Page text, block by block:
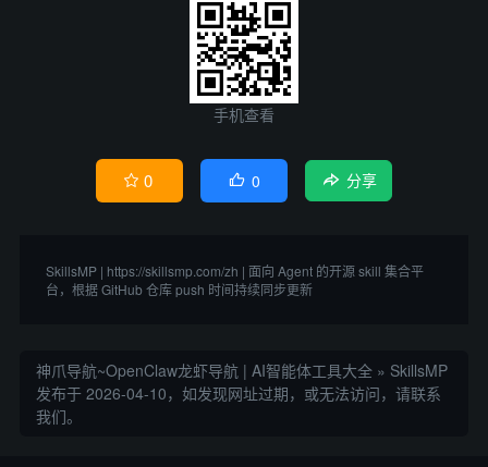
手机查看
 0  0 分享
SkillsMP | https://skillsmp.com/zh | 面向 Agent 的开源 skill 集合平
台，根据 GitHub 仓库 push 时间持续同步更新
神爪导航~OpenClaw龙虾导航 | AI智能体工具大全 » SkillsMP
发布于 2026-04-10，如发现网址过期，或无法访问，请联系
我们。